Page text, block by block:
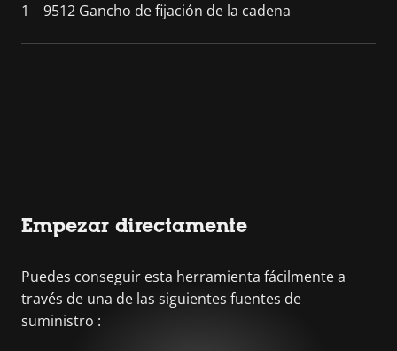
1 9512 Gancho de fijación de la cadena
Empezar directamente
Puedes conseguir esta herramienta fácilmente a
través de una de las siguientes fuentes de
suministro :